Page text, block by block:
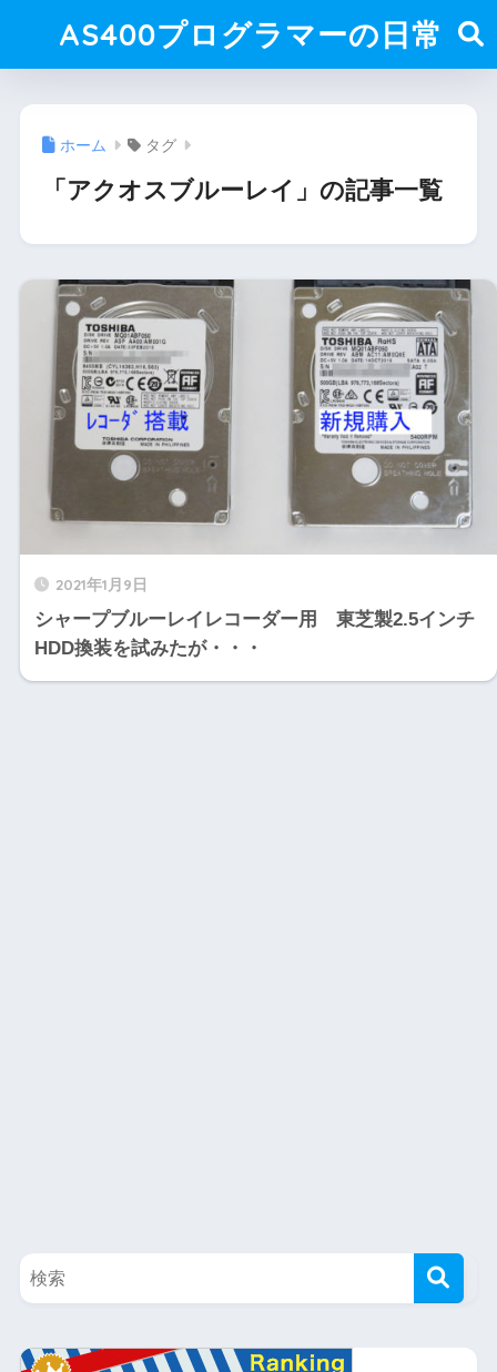
AS400プログラマーの日常
ホーム タグ
「アクオスブルーレイ」の記事一覧
2021年1月9日
シャープブルーレイレコーダー用 東芝製2.5インチ
HDD換装を試みたが・・・